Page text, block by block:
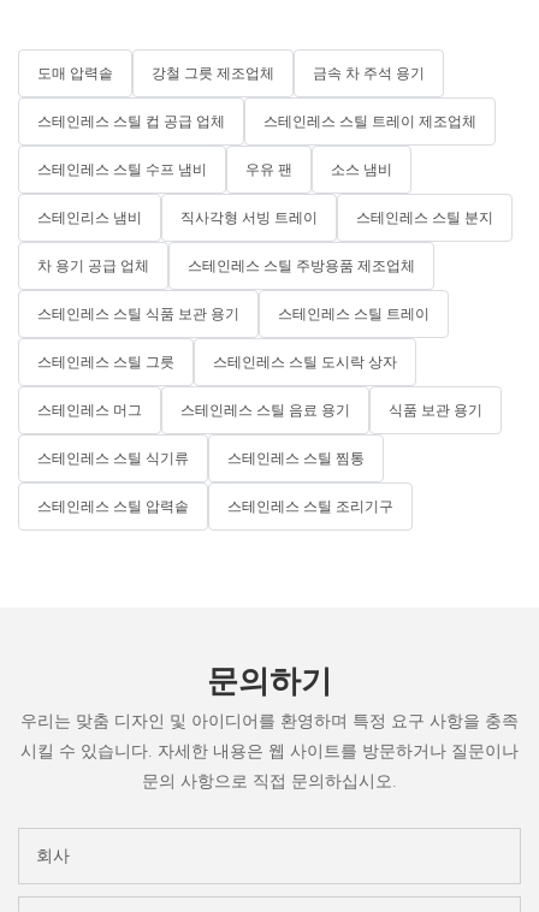
도매 압력솥 강철 그릇 제조업체 금속 차 주석 용기
스테인레스 스틸 컵 공급 업체 스테인레스 스틸 트레이 제조업체
스테인레스 스틸 수프 냄비 우유 팬 소스 냄비
스테인리스 냄비 직사각형 서빙 트레이 스테인레스 스틸 분지
차 용기 공급 업체 스테인레스 스틸 주방용품 제조업체
스테인레스 스틸 식품 보관 용기 스테인레스 스틸 트레이
스테인레스 스틸 그릇 스테인레스 스틸 도시락 상자
스테인레스 머그 스테인레스 스틸 음료 용기 식품 보관 용기
스테인레스 스틸 식기류 스테인레스 스틸 찜통
스테인레스 스틸 압력솥 스테인레스 스틸 조리기구
문의하기
우리는 맞춤 디자인 및 아이디어를 환영하며 특정 요구 사항을 충족
시킬 수 있습니다. 자세한 내용은 웹 사이트를 방문하거나 질문이나
문의 사항으로 직접 문의하십시오.
회사